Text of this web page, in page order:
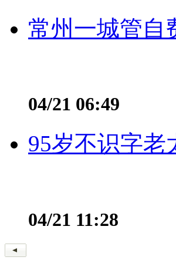
常州一城管自
04/21 06:49
95岁不识字老
04/21 11:28